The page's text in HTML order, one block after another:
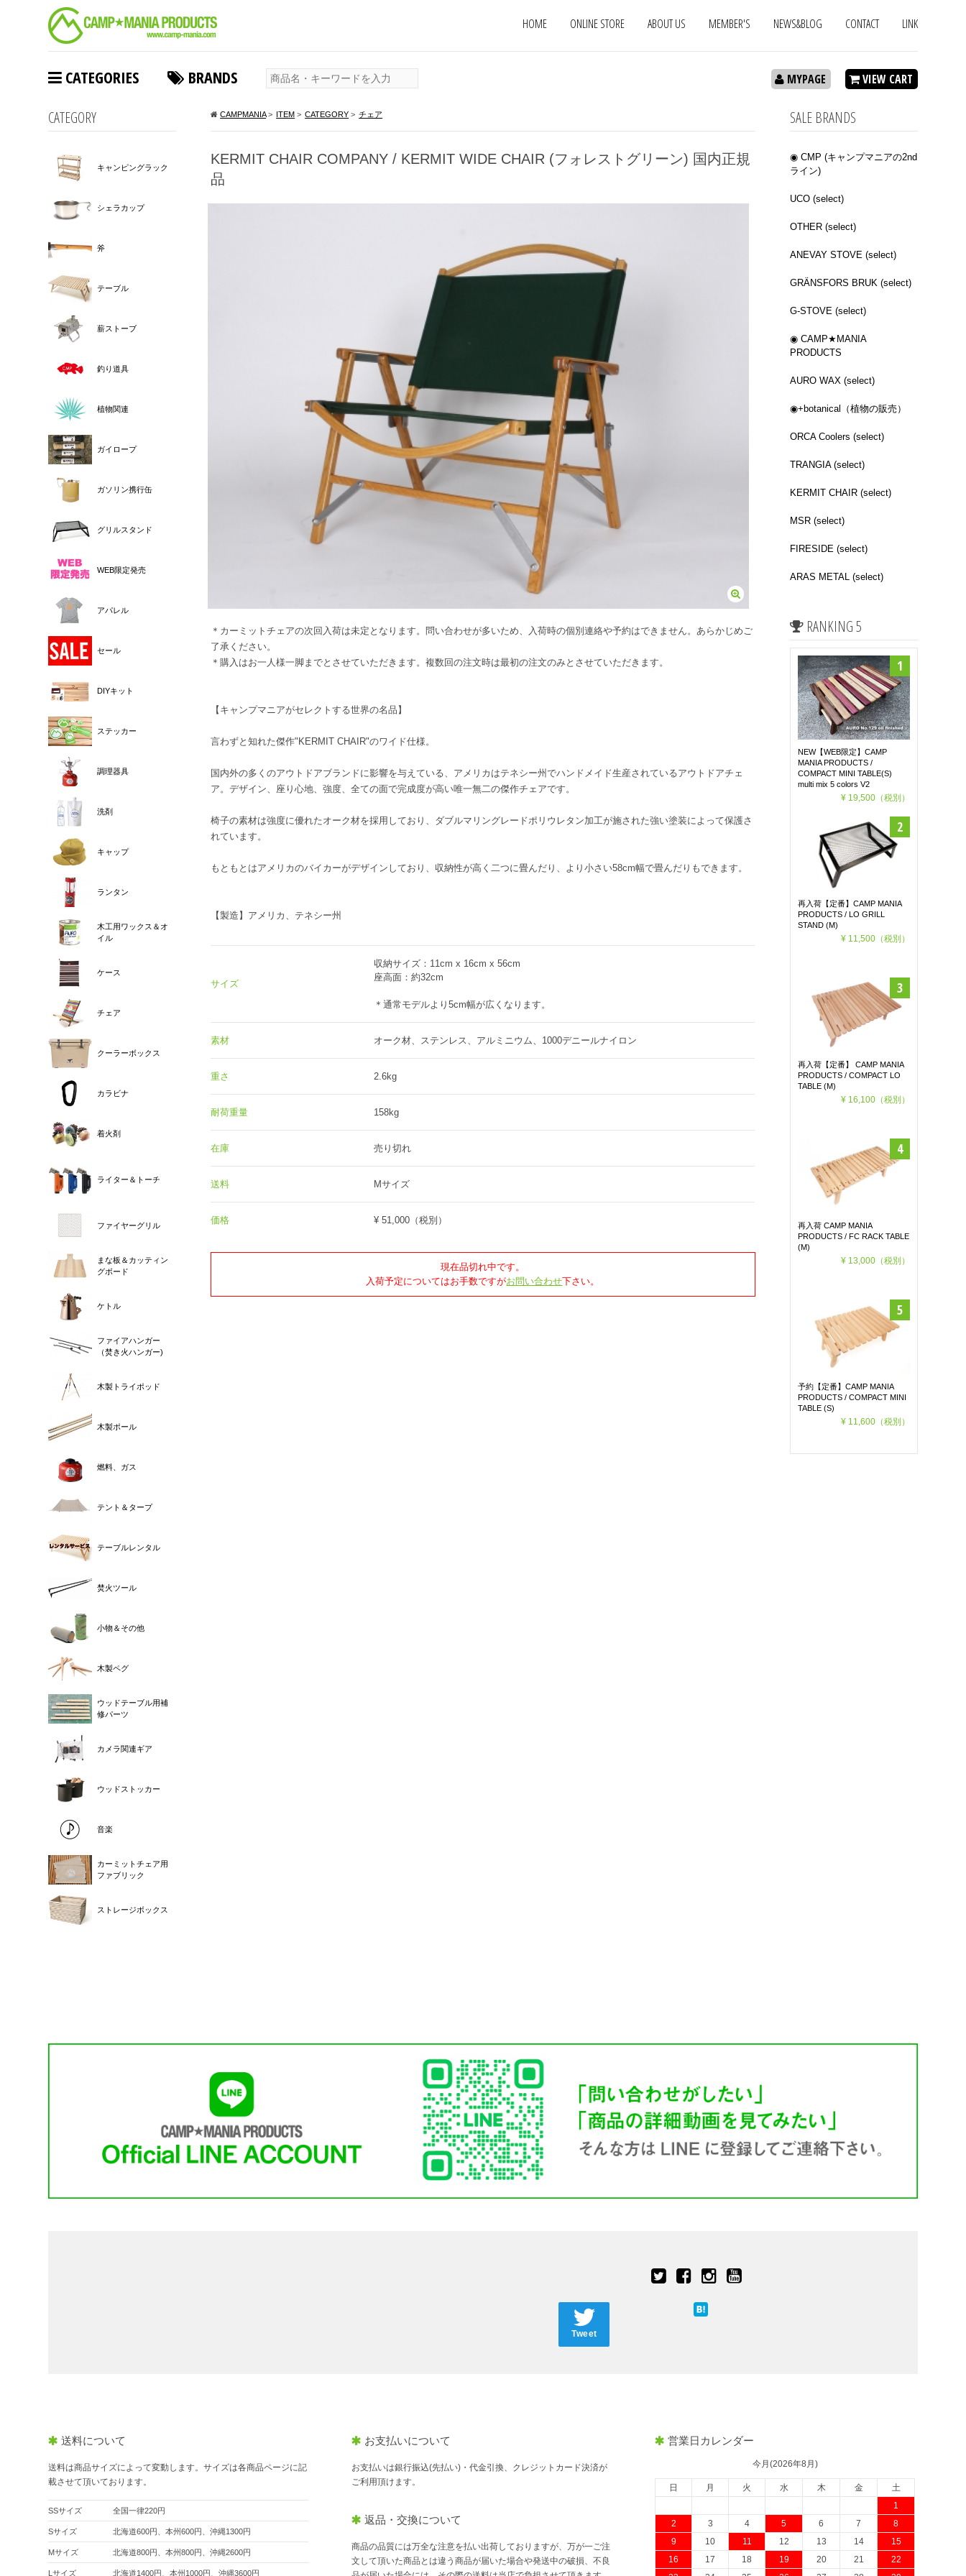
HOME ONLINE STORE ABOUT US MEMBER'S NEWS&BLOG CONTACT LINK
CATEGORIES BRANDS VIEW CART
MYPAGE
CAMPMANIA> ITEM > CATEGORY > チェア
KERMIT CHAIR COMPANY / KERMIT WIDE CHAIR (フォレストグリーン) 国内正規
品
＊カーミットチェアの次回入荷は未定となります。問い合わせが多いため、入荷時の個別連絡や予約はできません。あらかじめご
了承ください。
＊購入はお一人様一脚までとさせていただきます。複数回の注文時は最初の注文のみとさせていただきます。
【キャンプマニアがセレクトする世界の名品】
言わずと知れた傑作"KERMIT CHAIR"のワイド仕様。
国内外の多くのアウトドアブランドに影響を与えている、アメリカはテネシー州でハンドメイド生産されているアウトドアチェ
ア。デザイン、座り心地、強度、全ての面で完成度が高い唯一無二の傑作チェアです。
椅子の素材は強度に優れたオーク材を採用しており、ダブルマリングレードポリウレタン加工が施された強い塗装によって保護さ
れています。
もともとはアメリカのバイカーがデザインしており、収納性が高く二つに畳んだり、より小さい58cm幅で畳んだりもできます。
【製造】アメリカ、テネシー州
サイズ
収納サイズ：11cm x 16cm x 56cm
座高面：約32cm
＊通常モデルより5cm幅が広くなります。
素材 オーク材、ステンレス、アルミニウム、1000デニールナイロン
重さ 2.6kg
耐荷重量 158kg
在庫 売り切れ
送料 Mサイズ
価格 ¥ 51,000 （税別）
現在品切れ中です。
入荷予定についてはお手数ですがお問い合わせ下さい。
CATEGORY
キャンピングラック
シェラカップ
斧
テーブル
薪ストーブ
釣り道具
植物関連
ガイロープ
ガソリン携行缶
グリルスタンド
WEB限定発売
アパレル
セール
DIYキット
ステッカー
調理器具
洗剤
キャップ
ランタン
木工用ワックス＆オ
イル
ケース
チェア
クーラーボックス
カラビナ
着火剤
ライター＆トーチ
ファイヤーグリル
まな板＆カッティン
グボード
ケトル
ファイアハンガー
（焚き火ハンガー)
木製トライポッド
木製ポール
燃料、ガス
テント＆タープ
テーブルレンタル
焚火ツール
小物＆その他
木製ペグ
ウッドテーブル用補
修パーツ
カメラ関連ギア
ウッドストッカー
音楽
カーミットチェア用
ファブリック
ストレージボックス
SALE BRANDS
◉ CMP (キャンプマニアの2nd
ライン)
UCO (select)
OTHER (select)
ANEVAY STOVE (select)
GRÄNSFORS BRUK (select)
G-STOVE (select)
◉ CAMP★MANIA
PRODUCTS
AURO WAX (select)
◉+botanical（植物の販売）
ORCA Coolers (select)
TRANGIA (select)
KERMIT CHAIR (select)
MSR (select)
FIRESIDE (select)
ARAS METAL (select)
RANKING 5
NEW【WEB限定】CAMP
MANIA PRODUCTS /
COMPACT MINI TABLE(S)
multi mix 5 colors V2
¥ 19,500（税別）
再入荷【定番】CAMP MANIA
PRODUCTS / LO GRILL
STAND (M)
¥ 11,500（税別）
再入荷【定番】 CAMP MANIA
PRODUCTS / COMPACT LO
TABLE (M)
¥ 16,100（税別）
再入荷 CAMP MANIA
PRODUCTS / FC RACK TABLE
(M)
¥ 13,000（税別）
予約【定番】CAMP MANIA
PRODUCTS / COMPACT MINI
TABLE (S)
¥ 11,600（税別）
Tweet
送料について
送料は商品サイズによって変動します。サイズは各商品ページに記
載させて頂いております。
SSサイズ 全国一律220円
Sサイズ 北海道600円、本州600円、沖縄1300円
Mサイズ 北海道800円、本州800円、沖縄2600円
Lサイズ 北海道1400円、本州1000円、沖縄3600円
お支払いについて
お支払いは銀行振込(先払い)・代金引換、クレジットカード決済が
ご利用頂けます。
返品・交換について
商品の品質には万全な注意を払い出荷しておりますが、万が一ご注
文して頂いた商品とは違う商品が届いた場合や発送中の破損、不良
営業日カレンダー
今月(2026年8月)
日 月 火 水 木 金
土
1
2
3 4 5 6 7
8
9
10 11 12 13 14
15
16
17 18 19 20 21
22